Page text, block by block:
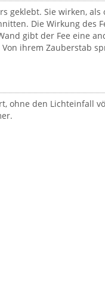
Sie wirken,
Die Wirkung des
gibt der Fee eine
ihrem Zauberstab
ohne den Lichteinfall